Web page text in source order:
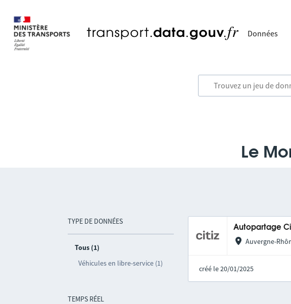
Données
Le
TYPE DE DONNÉES
Tous (1)
Véhicules en libre-service (1)
TEMPS RÉEL
Autopartage
Auvergne-
créé le 20/01/2025